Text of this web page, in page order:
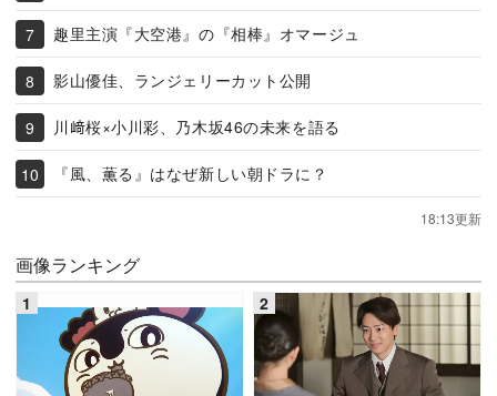
趣里主演『大空港』の『相棒』オマージュ
影山優佳、ランジェリーカット公開
川﨑桜×小川彩、乃木坂46の未来を語る
『風、薫る』はなぜ新しい朝ドラに？
18:13更新
画像ランキング